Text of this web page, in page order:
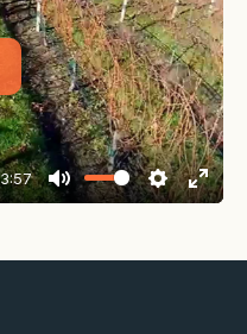
Mute Settings
Enter